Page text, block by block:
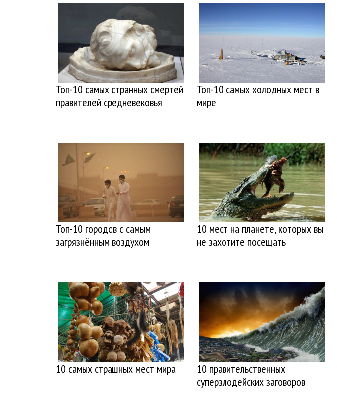
Топ-10 самых странных смертей
правителей средневековья
Топ-10 самых холодных мест в
мире
Топ-10 городов с самым
загрязнённым воздухом
10 мест на планете, которых вы
не захотите посещать
10 самых страшных мест мира
10 правительственных
суперзлодейских заговоров